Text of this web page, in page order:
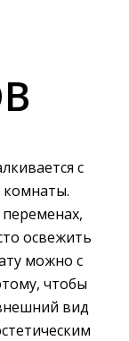
с
комнаты.
освежить
можно с
чтобы
вид